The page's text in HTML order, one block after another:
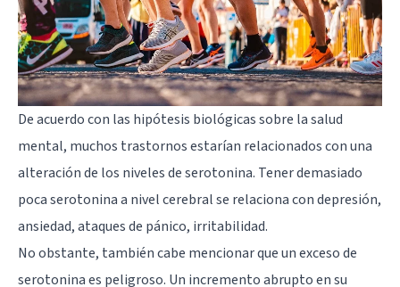
De acuerdo con las hipótesis biológicas sobre la salud
mental, muchos trastornos estarían relacionados con una
alteración de los niveles de serotonina. Tener demasiado
poca serotonina a nivel cerebral se relaciona con depresión,
ansiedad, ataques de pánico, irritabilidad.
No obstante, también cabe mencionar que un exceso de
serotonina es peligroso. Un incremento abrupto en su